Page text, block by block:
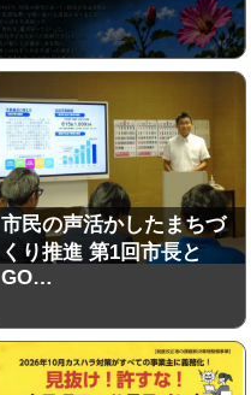
市民の声活かしたまちづ
くり推進 第1回市長と
GO…